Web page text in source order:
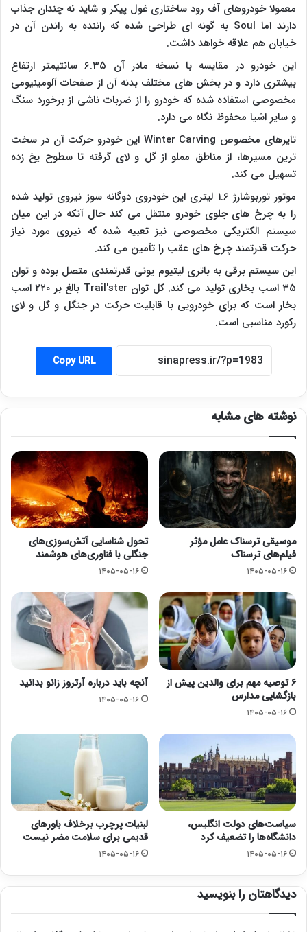
معمولا خودروهای آف رود ساختاری غول پیکر و شاید نه چندان جذاب
دارند اما Soul به گونه ای طراحی شده که راننده به راندن آن در
خیابان هم علاقه خواهد داشت.
این خودرو در مقایسه با نسخه مادر آن ۶.۳۵ سانتیمتر ارتفاع
بیشتری دارد و در بخش های مختلف بدنه آن از صفحات آلومینیومی
مخصوصی استفاده شده که خودرو را از ضربات ناشی از برخورد سنگ
و سایر اشیا محفوظ نگاه می دارد.
تایرهای مخصوص Winter Carving این خودرو حرکت آن در سخت
ترین مسیرها، از مناطق مملو از گل و لای گرفته تا سطوح یخ زده
تسهیل می کند.
موتور توربوشارژ ۱.۶ لیتری این خودروی دوگانه سوز نیروی تولید شده
را به چرخ های جلوی خودرو منتقل می کند حال آنکه در این میان
سیستم الکتریکی مخصوصی نیز تعبیه شده که نیروی مورد نیاز
حرکت قدرتمند چرخ های عقب را تأمین می کند.
این سیستم برقی به باتری لیتیوم یونی قدرتمندی متصل بوده و توان
۳۵ اسب بخاری تولید می کند. کل توان
Trail'ster
بالغ بر ۲۲۰ اسب
بخار است که برای خودرویی با قابلیت حرکت در جنگل و گل و لای
رکورد مناسبی است.
Copy URL
نوشته های مشابه
موسیقی ترسناک عامل مؤثر
فیلم‌های ترسناک
۱۴۰۵-۰۵-۱۶
تحول شناسایی آتش‌سوزی‌های
جنگلی با فناوری‌های هوشمند
۱۴۰۵-۰۵-۱۶
۶ توصیه مهم برای والدین پیش از
بازگشایی مدارس
۱۴۰۵-۰۵-۱۶
آنچه باید درباره آرتروز زانو بدانید
۱۴۰۵-۰۵-۱۶
سیاست‌های دولت انگلیس،
دانشگاه‌ها را تضعیف کرد
۱۴۰۵-۰۵-۱۶
لبنیات پرچرب برخلاف باورهای
قدیمی برای سلامت مضر نیست
۱۴۰۵-۰۵-۱۶
دیدگاهتان را بنویسید